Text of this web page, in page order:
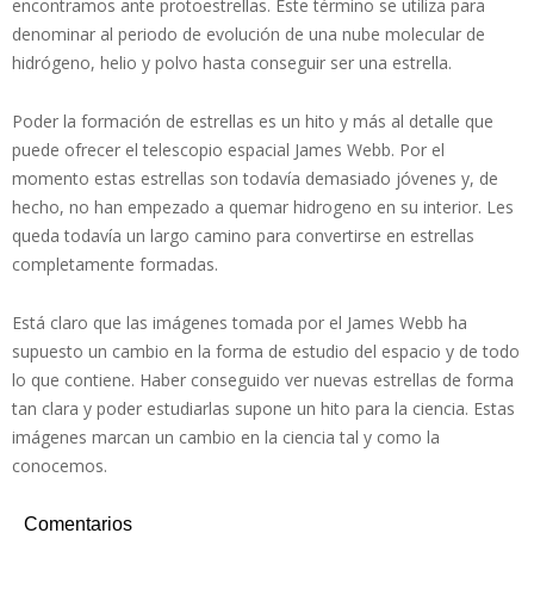
encontramos ante protoestrellas. Este término se utiliza para
denominar al periodo de evolución de una nube molecular de
hidrógeno, helio y polvo hasta conseguir ser una estrella.
Poder la formación de estrellas es un hito y más al detalle que
puede ofrecer el telescopio espacial James Webb. Por el
momento estas estrellas son todavía demasiado jóvenes y, de
hecho, no han empezado a quemar hidrogeno en su interior. Les
queda todavía un largo camino para convertirse en estrellas
completamente formadas.
Está claro que las imágenes tomada por el James Webb ha
supuesto un cambio en la forma de estudio del espacio y de todo
lo que contiene. Haber conseguido ver nuevas estrellas de forma
tan clara y poder estudiarlas supone un hito para la ciencia. Estas
imágenes marcan un cambio en la ciencia tal y como la
conocemos.
Comentarios